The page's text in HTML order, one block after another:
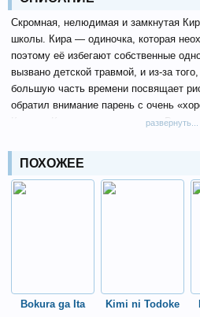
Скромная, нелюдимая и замкнутая
школы. Кира — одиночка, которая
поэтому её избегают собственные
вызвано детской травмой, и из-за
большую часть времени посвящает
обратил внимание парень с очень
Касино. Кира сначала пугается Рея
классе, но и сидит рядом с ней. Рей же
Киры и постепенно у Рея получается
Кира даже просит его позировать ей.
развернуть...
ПОХОЖЕЕ
Bokura ga Ita Kimi ni Todoke